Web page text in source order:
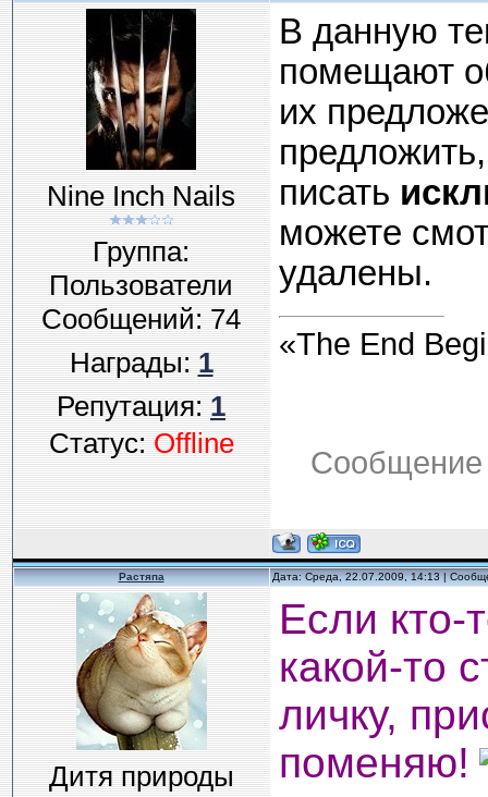
Nine Inch Nails
Группа:
Пользователи
Сообщений:74
Награды:1
Репутация:1
Статус:Offline
В данную
помещают
их
писать
можете
удалены.
«The End
Сообщение
Растяпа Дата: Среда, 22.07.2009, 14:13 |
Дитя природы
Если кто-
какой-то
личку,
поменяю!